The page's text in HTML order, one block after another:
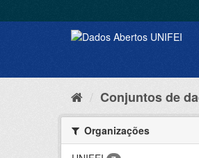
Conjuntos de
Organizações